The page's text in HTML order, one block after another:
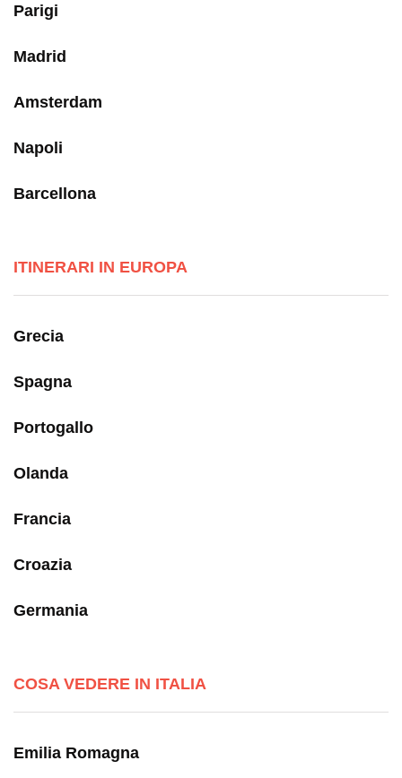
Parigi
Madrid
Amsterdam
Napoli
Barcellona
ITINERARI IN EUROPA
Grecia
Spagna
Portogallo
Olanda
Francia
Croazia
Germania
COSA VEDERE IN ITALIA
Emilia Romagna